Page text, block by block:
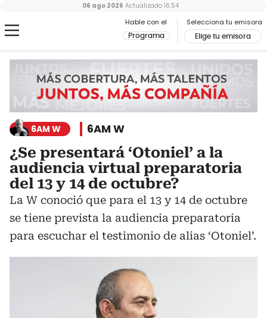
Hable con el
Programa
Selecciona tu emisora
Elige tu emisora
06 ago 2026 Actualizado 16:54
6AM W 6AM W
¿Se presentará ‘Otoniel’ a la
audiencia virtual preparatoria
del 13 y 14 de octubre?
La W conoció que para el 13 y 14 de octubre
se tiene prevista la audiencia preparatoria
para escuchar el testimonio de alias ‘Otoniel’.